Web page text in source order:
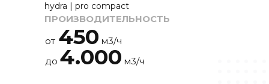
от 450 м3/ч
до 4.000 м3/ч
ПРОИЗВОДИТЕЛЬНОСТЬ
hydra | pro compact